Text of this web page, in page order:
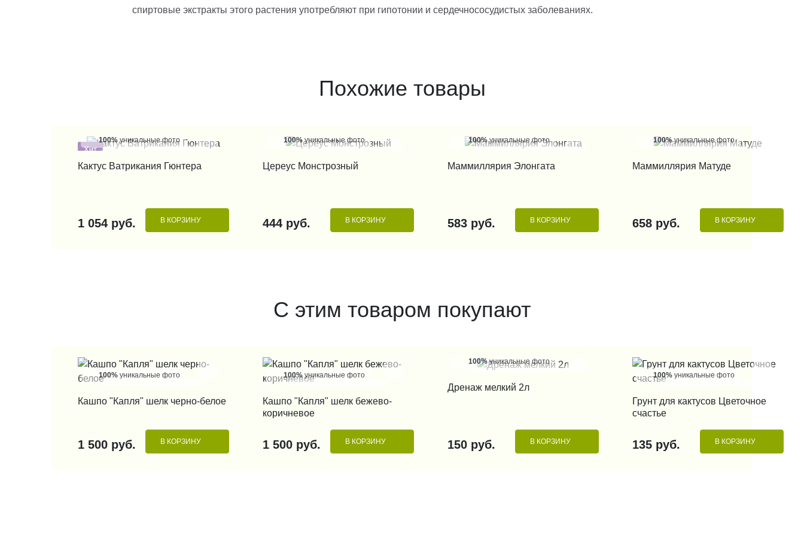
спиртовые экстракты этого растения употребляют при гипотонии и сердечнососудистых заболеваниях.
Похожие товары
Хит
100%уникальные фото
Кактус Ватрикания Гюнтера
1 054 руб. В КОРЗИНУ
100%уникальные фото
Цереус Монстрозный
444 руб. В КОРЗИНУ
100%уникальные фото
Маммиллярия Элонгата
583 руб. В КОРЗИНУ
100%уникальные фото
Маммиллярия Матуде
658 руб. В КОРЗИНУ
С этим товаром покупают
100% уникальные фото
КУПИТЬ В 1 КЛИК
Кашпо "Капля" шелк черно-белое
1 500 руб. В КОРЗИНУ
100%уникальные фото
КУПИТЬ В 1 КЛИК
Кашпо "Капля" шелк бежево-
коричневое
1 500 руб. В КОРЗИНУ
100%уникальные фото
Дренаж мелкий 2л
150 руб. В КОРЗИНУ
100% уникальные фото
КУПИТЬ В 1 КЛИК
Грунт для кактусов Цветочное
счастье
135 руб. В КОРЗИНУ